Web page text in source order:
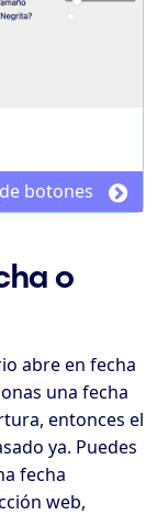
botones
o
abre en fecha
una fecha
entonces el
ya. Puedes
fecha
web,